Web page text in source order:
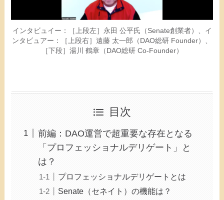
インタビュイー：［上段左］永田 公平氏（Senate創業者）、イ
ンタビュアー：［上段右］遠藤 太一郎（DAO総研 Founder）、
［下段］湯川 鶴章（DAO総研 Co-Founder​）
目次
前編：DAO運営で超重要な存在となる
「プロフェッショナルデリゲート」と
は？
プロフェッショナルデリゲートとは
Senate（セネイト）の機能は？